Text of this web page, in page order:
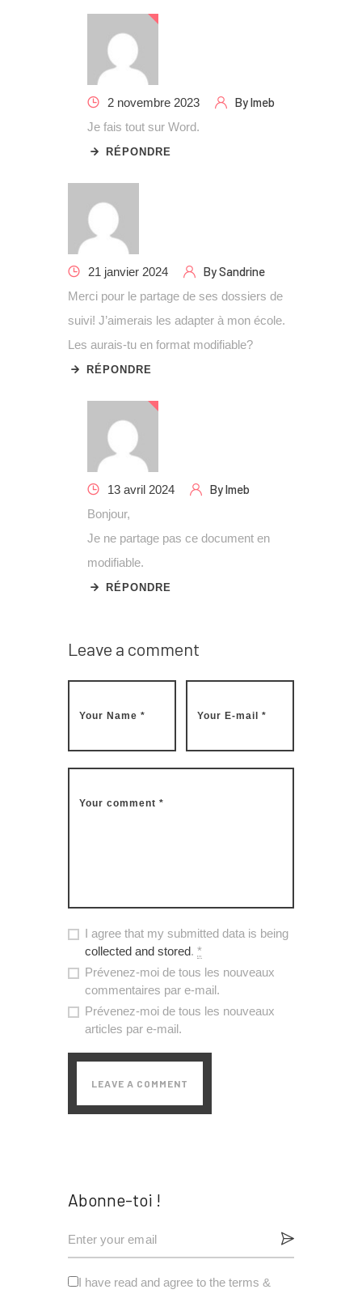
2 novembre 2023 Bylmeb
Je fais tout sur Word.
RÉPONDRE
21 janvier 2024 BySandrine
Merci pour le partage de ses dossiers de
suivi! J’aimerais les adapter à mon école.
Les aurais-tu en format modifiable?
RÉPONDRE
13 avril 2024 Bylmeb
Bonjour,
Je ne partage pas ce document en
modifiable.
RÉPONDRE
Leave a comment
I agree that my submitted data is being
collected and stored. *
Prévenez-moi de tous les nouveaux
commentaires par e-mail.
Prévenez-moi de tous les nouveaux
articles par e-mail.
Abonne-toi !
I have read and agree to the terms &